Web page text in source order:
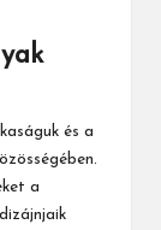
és a
a